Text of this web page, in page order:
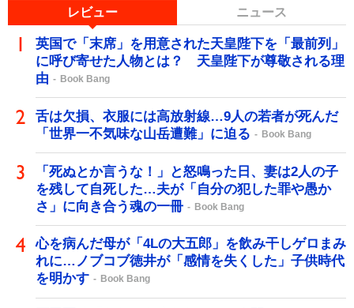
レビュー ニュース
英国で「末席」を用意された天皇陛下を「最前列」
に呼び寄せた人物とは？ 天皇陛下が尊敬される理
由
Book Bang
舌は欠損、衣服には高放射線…9人の若者が死んだ
「世界一不気味な山岳遭難」に迫る
Book Bang
「死ぬとか言うな！」と怒鳴った日、妻は2人の子
を残して自死した…夫が「自分の犯した罪や愚か
さ」に向き合う魂の一冊
Book Bang
心を病んだ母が「4Lの大五郎」を飲み干しゲロまみ
れに…ノブコブ徳井が「感情を失くした」子供時代
を明かす
Book Bang